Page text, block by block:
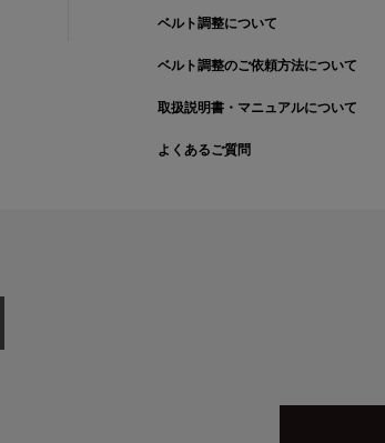
ベルト調整について
ベルト調整のご依頼方法について
取扱説明書・マニュアルについて
よくあるご質問